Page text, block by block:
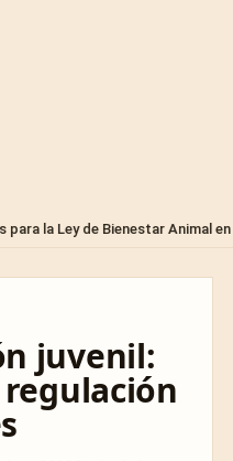
Bienestar Animal en Querétaro
juvenil: